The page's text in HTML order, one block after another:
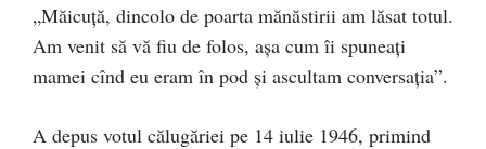
„Măicuţă, dincolo de poarta mănăstirii am lăsat totul.
Am venit să vă fiu de folos, aşa cum îi spuneaţi
mamei cînd eu eram în pod şi ascultam conversaţia”.
A depus votul călugăriei pe 14 iulie 1946, primind